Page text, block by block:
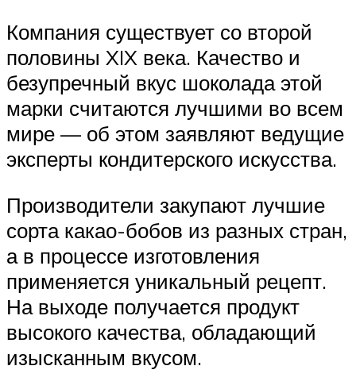
Компания существует со второй
половины XIX века. Качество и
безупречный вкус шоколада этой
марки считаются лучшими во всем
мире — об этом заявляют ведущие
эксперты кондитерского искусства.
Производители закупают лучшие
сорта какао-бобов из разных стран,
а в процессе изготовления
применяется уникальный рецепт.
На выходе получается продукт
высокого качества, обладающий
изысканным вкусом.